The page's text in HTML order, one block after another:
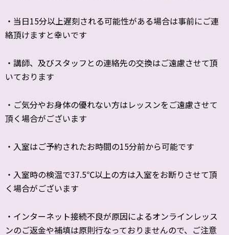
・当日15分以上遅刻される可能性がある場合は事前にご連
絡頂けますと幸いです
・講師、及びスタッフとの連絡先の交換はご遠慮させて頂
いております
・ご気分やお身体の優れない方はレッスンをご遠慮させて
頂く場合がございます
・入室はご予約されたお時間の15分前から可能です
・入室時の検温で37.5℃以上の方は入室をお断りさせて頂
く場合がございます
・インターネット接続不良が原因によるオンラインレッス
ンのご返金や補填は原則行なっておりませんので、ご注意